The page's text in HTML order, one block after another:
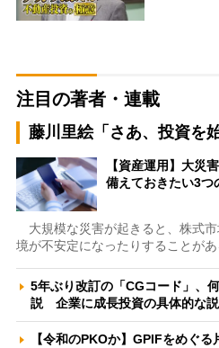
注目の著者・連載
藤川里絵「さあ、投資を
【資産運用】大災
備えておきたい3
大規模な災害が起きると、株式
境が不安定になったりすることが
5年ぶり改訂の「CGコード」、
説 企業に成長投資の具体的な
【令和のPKOか】GPIFをめぐ